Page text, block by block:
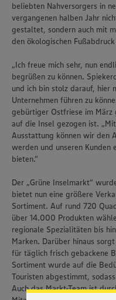
Wir setzen Cookies und
ein bestmögliches
ermöglichen. Wir
Website zu
Inhalte anzubieten.
Cookies und anderer
beliebten Nahversorgers in
vergangenen halben Jahr
gestaltet, sondern auch mit
den ökologischen
„Ich freue mich sehr, nun
begrüßen zu können.
und ich bin stolz darauf, hier
Unternehmen führen zu
gebürtiger Ostfriese im März
auf die Insel gezogen ist.
Ausstattung können wir den
werden und unseren Kunden
bieten.“
Der „Grüne Inselmarkt“
bietet nun eine größere
Sortiment. Auf rund 720
über 14.000 Produkten
regionale Spezialitäten bis
Marken. Darüber hinaus
für täglich frisch gebackene
Sortiment wurde auf die
Touristen abgestimmt,
Auch das Markt-Team ist